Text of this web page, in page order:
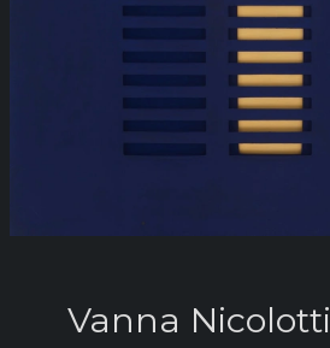
Vanna Nicolotti